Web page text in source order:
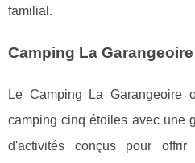
familial.
Camping La Garangeoire
Le Camping La Garangeoire
camping cinq étoiles avec une
d'activités conçus pour